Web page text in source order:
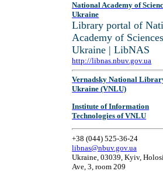
National Academy of
Ukraine
Library portal of
Academy of
Ukraine | LibNAS
http://libnas.nbuv.gov.ua
Vernadsky National
Ukraine (VNLU)
Institute of Information
Technologies of VNLU
+38 (044) 525-36-24
libnas@nbuv.gov.ua
Ukraine, 03039, Kyiv,
Ave, 3, room 209